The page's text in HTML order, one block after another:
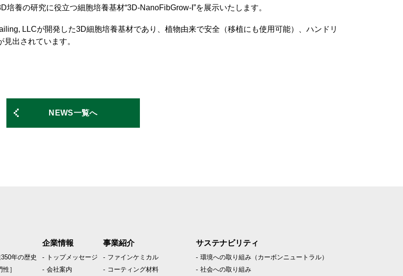
養の研究に役立つ細胞培養基材“3D-NanoFibGrow-I”を展示いたします。
LLCが開発した3D細胞培養基材であり、植物由来で安全（移植にも使用可能）、ハンドリ
出されています。
NEWS一覧へ
年の歴史
］
企業情報
トップメッセージ
会社案内
事業紹介
ファインケミカル
コーティング材料
サステナビリティ
環境への取り組み（カーボンニュートラル）
社会への取り組み